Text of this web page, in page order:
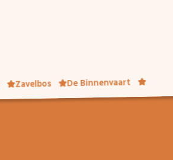
Zavelbos De Binnenvaart